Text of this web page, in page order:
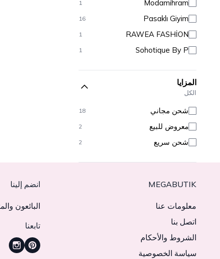
Modamihram
1
Pasaklı Giyim
16
RAWEA FASHİON
1
Sohotique By P
1
المزايا
الكل
شحن مجاني 18
معروض للبيع 2
شحن سريع 2
MEGABUTIK
معلومات عنا
اتصل بنا
الشروط والأحكام
سياسة الخصوصية
انضم إلينا
البائعون
تابعنا